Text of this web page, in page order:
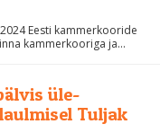
Eesti kammerkooride
kammerkooriga ja...
üle-
Tuljak